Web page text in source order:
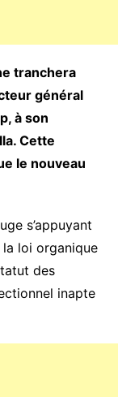
tranchera
général
à son
Cette
le nouveau
s’appuyant
loi organique
des
inapte